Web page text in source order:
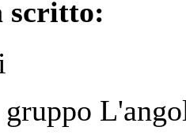
scritto:
gruppo